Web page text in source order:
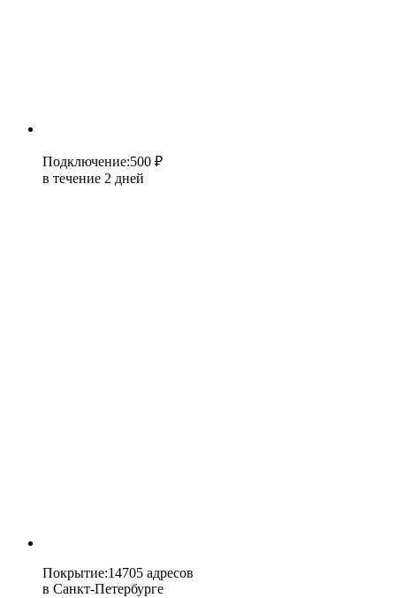
Подключение:500 ₽
в течение 2 дней
Покрытие:14705 адресов
в Санкт-Петербурге